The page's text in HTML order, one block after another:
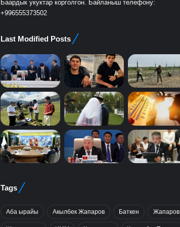
Баардык укуктар корголгон. Байланыш телефону:
+996555373502
Last Modified Posts
Tags
Аба ырайы Акылбек Жапаров Баткен Жапаров